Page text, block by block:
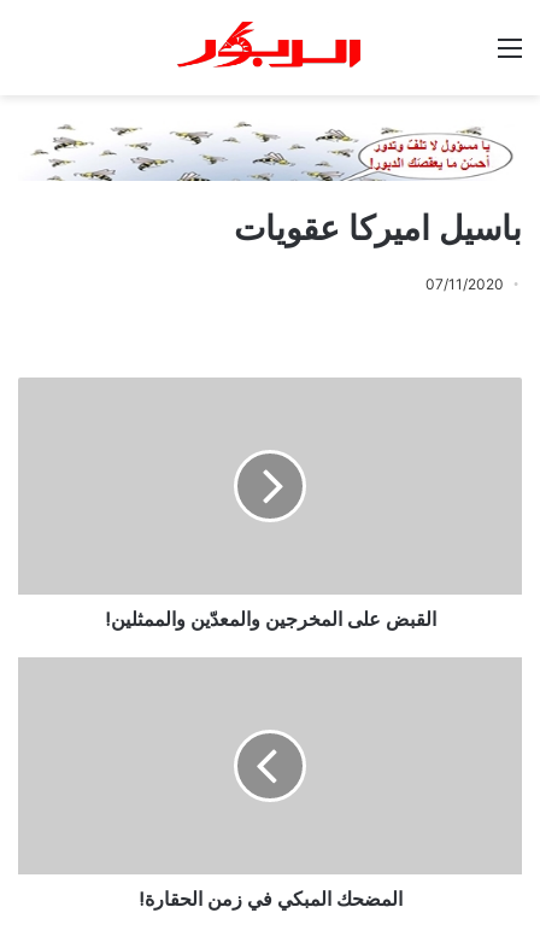
باسيل اميركا عقويات
07/11/2020
القبض على المخرجين والمعدّين والممثلين!
المضحك المبكي في زمن الحقارة!